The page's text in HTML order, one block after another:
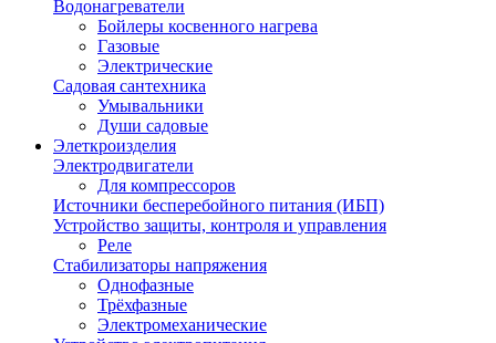
Водонагреватели
Бойлеры косвенного нагрева
Газовые
Электрические
Садовая сантехника
Умывальники
Души садовые
Элеткроизделия
Электродвигатели
Для компрессоров
Источники бесперебойного питания (ИБП)
Устройство защиты, контроля и управления
Реле
Стабилизаторы напряжения
Однофазные
Трёхфазные
Электромеханические